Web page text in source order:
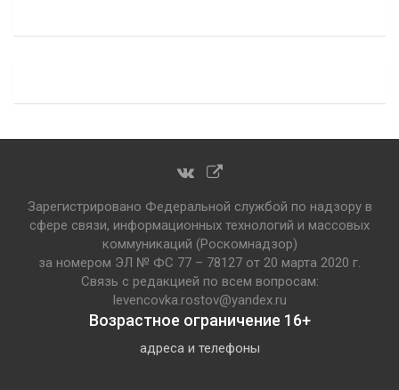
Зарегистрировано Федеральной службой по надзору в
сфере связи, информационных технологий и массовых
коммуникаций (Роскомнадзор)
за номером ЭЛ № ФС 77 – 78127 от 20 марта 2020 г.
Связь с редакцией по всем вопросам:
levencovka.rostov@yandex.ru
Возрастное ограничение 16+
адреса и телефоны